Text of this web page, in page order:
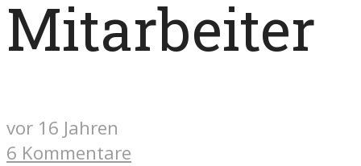
Mitarbeiter
vor 16 Jahren
6 Kommentare